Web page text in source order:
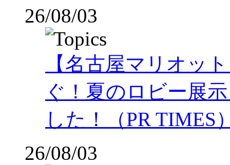
26/08/03
【名古屋マリオッ
ぐ！夏のロビー展
した！（PR TIMES
26/08/03